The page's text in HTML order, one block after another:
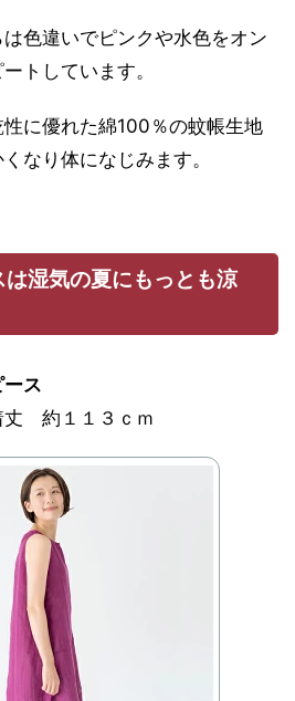
色違いでピンクや水色をオン
トしています。
に優れた綿100％の蚊帳生地
なり体になじみます。
湿気の夏にもっとも涼
ス
約１１３ｃｍ